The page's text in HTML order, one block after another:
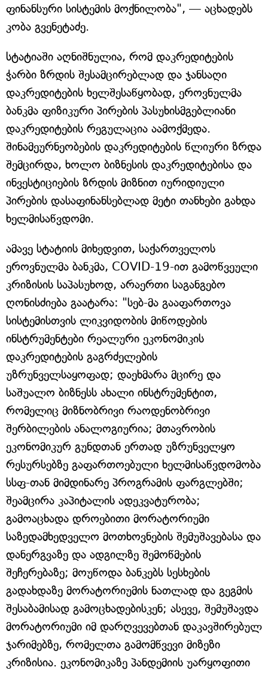
ფინანსური სისტემის მოქნილობა", — აცხადებს
კობა გვენეტაძე.
სტატიაში აღნიშნულია, რომ დაკრედიტების
ჭარბი ზრდის შესამცირებლად და ჯანსაღი
დაკრედიტების ხელშესაწყობად, ეროვნულმა
ბანკმა ფიზიკური პირების პასუხისმგებლიანი
დაკრედიტების რეგულაცია აამოქმედა.
შინამეურნეობების დაკრედიტების წლიური ზრდა
შემცირდა, ხოლო ბიზნესის დაკრედიტებისა და
ინვესტიციების ზრდის მიზნით იურიდიული
პირების დასაფინანსებლად მეტი თანხები გახდა
ხელმისაწვდომი.
ამავე სტატიის მიხედვით, საქართველოს
ეროვნულმა ბანკმა, COVID-19-ით გამოწვეული
კრიზისის საპასუხოდ, არაერთი საგანგებო
ღონისძიება გაატარა: "სებ-მა გააფართოვა
სისტემისთვის ლიკვიდობის მიწოდების
ინსტრუმენტები რეალური ეკონომიკის
დაკრედიტების გაგრძელების
უზრუნველსაყოფად; დაეხმარა მცირე და
საშუალო ბიზნესს ახალი ინსტრუმენტით,
რომელიც მიზნობრივი რაოდენობრივი
შერბილების ანალოგიურია; მთავრობის
ეკონომიკურ გუნდთან ერთად უზრუნველყო
რესურსებზე გაფართოებული ხელმისაწვდომობა
სსფ-თან მიმდინარე პროგრამის ფარგლებში;
შეამცირა კაპიტალის ადეკვატურობა;
გამოაცხადა დროებითი მორატორიუმი
საზედამხედველო მოთხოვნების შემუშავებასა და
დანერგვაზე და ადგილზე შემოწმების
შეჩერებაზე; მოუწოდა ბანკებს სესხების
გადახდაზე მორატორიუმის ნათლად და გეგმის
შესაბამისად გამოცხადებისკენ; ასევე, შემუშავდა
მორატორიუმი იმ დარღვევებთან დაკავშირებულ
ჯარიმებზე, რომელთა გამომწვევი მიზეზი
კრიზისია. ეკონომიკაზე პანდემიის უარყოფითი